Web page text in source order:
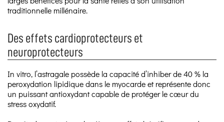
traditionnelle millénaire.
Des effets cardioprotecteurs et
neuroprotecteurs
In vitro, l’astragale possède la capacité d’inhiber de 40 % la
peroxydation lipidique dans le myocarde et représente donc
un puissant antioxydant capable de protéger le cœur du
stress oxydatif.